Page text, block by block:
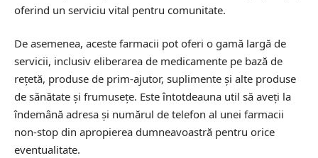
oferind un serviciu vital pentru comunitate.
De asemenea, aceste farmacii pot oferi o gamă largă de
servicii, inclusiv eliberarea de medicamente pe bază de
rețetă, produse de prim-ajutor, suplimente și alte produse
de sănătate și frumusețe. Este întotdeauna util să aveți la
îndemână adresa și numărul de telefon al unei farmacii
non-stop din apropierea dumneavoastră pentru orice
eventualitate.